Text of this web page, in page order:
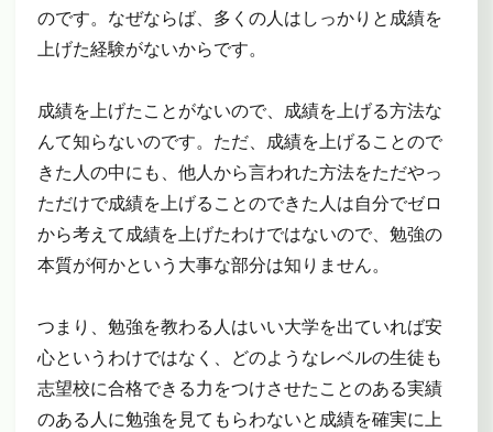
のです。なぜならば、多くの人はしっかりと成績を
上げた経験がないからです。
成績を上げたことがないので、成績を上げる方法な
んて知らないのです。ただ、成績を上げることので
きた人の中にも、他人から言われた方法をただやっ
ただけで成績を上げることのできた人は自分でゼロ
から考えて成績を上げたわけではないので、勉強の
本質が何かという大事な部分は知りません。
つまり、勉強を教わる人はいい大学を出ていれば安
心というわけではなく、どのようなレベルの生徒も
志望校に合格できる力をつけさせたことのある実績
のある人に勉強を見てもらわないと成績を確実に上